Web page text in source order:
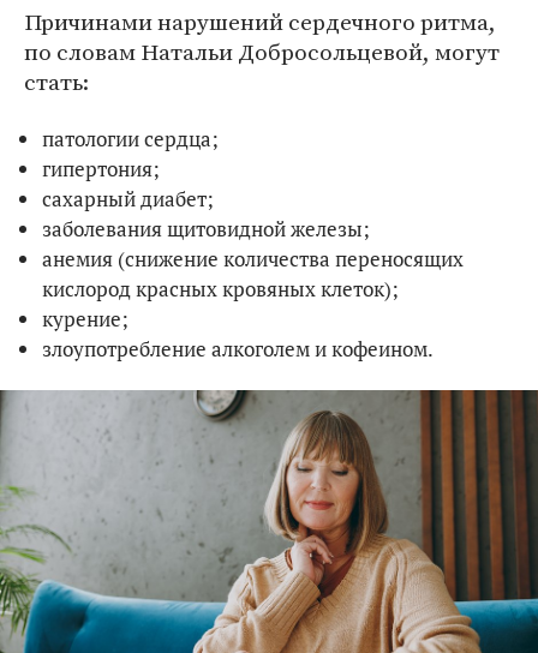
Причинами нарушений сердечного ритма,
по словам Натальи Добросольцевой, могут
стать:
патологии сердца;
гипертония;
сахарный диабет;
заболевания щитовидной железы;
анемия (снижение количества переносящих
кислород красных кровяных клеток);
курение;
злоупотребление алкоголем и кофеином.